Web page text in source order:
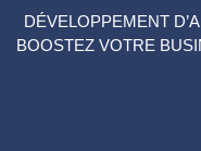
DÉVELOPPEMENT
BOOSTEZ VOTRE